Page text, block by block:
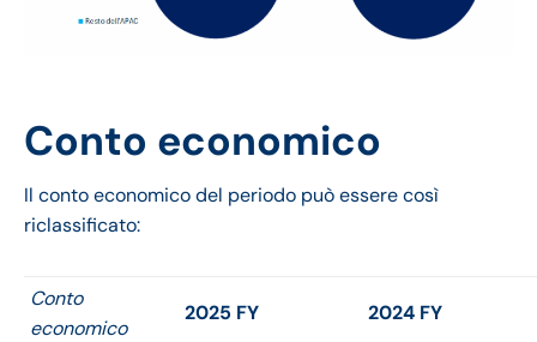
Conto economico
Il conto economico del periodo può essere così
riclassificato:
Conto
economico
2025 FY 2024 FY